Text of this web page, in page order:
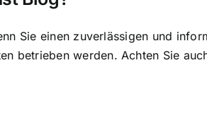
Sie einen zuverlässigen und
betrieben werden. Achten Sie